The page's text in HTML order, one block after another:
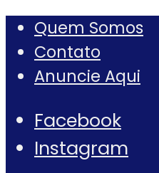
Quem Somos
Contato
Anuncie Aqui
Facebook
Instagram